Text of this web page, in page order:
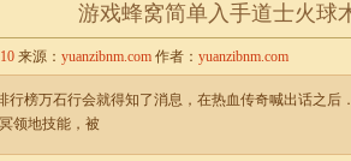
游戏蜂窝简单入手道士火球
来源： yuanzibnm.com 作者： yuanzibnm.com
行榜万石行会就得知了消息，在热血传奇喊出话之后
领地技能，被